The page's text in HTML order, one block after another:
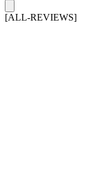
[ALL-REVIEWS]